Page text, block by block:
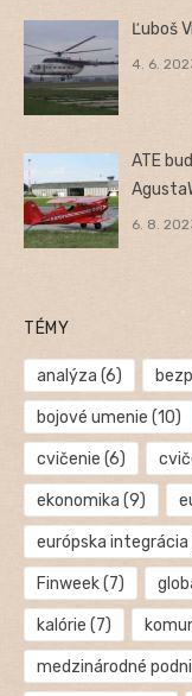
Ľuboš
4. 6.
ATE
6. 8.
TÉMY
analýza (6)
bojové umenie (10)
cvičenie (6)
ekonomika (9)
európska integrácia
Finweek(7)
kalórie (7)
medzinárodné